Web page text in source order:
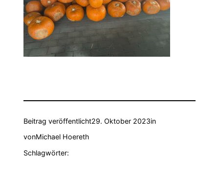
Beitrag veröffentlicht29. Oktober 2023in
vonMichael Hoereth
Schlagwörter: